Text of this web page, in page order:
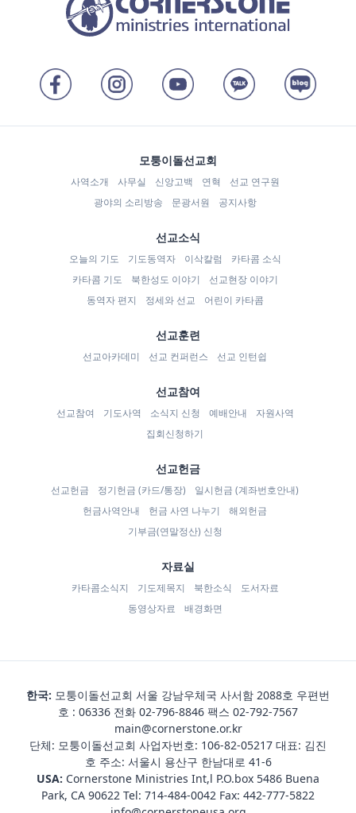
모퉁이돌선교회
사역소개 사무실 신앙고백 연혁
선교 연구원
광야의 소리방송
문광서원 공지사항
선교소식
오늘의 기도 기도동역자 이삭칼럼
카타콤 소식
카타콤 기도
북한성도 이야기
선교현장 이야기
동역자 편지
정세와 선교 어린이 카타콤
선교훈련
선교아카데미 선교 컨퍼런스 선교 인턴쉽
선교참여
선교참여 기도사역 소식지 신청 예배안내
자원사역
집회신청하기
선교헌금
선교헌금 정기헌금 (카드/통장)
일시헌금 (계좌번호안내)
헌금사역안내
헌금 사연 나누기
해외헌금
기부금(연말정산) 신청
자료실
카타콤소식지 기도제목지 북한소식
도서자료
동영상자료
배경화면
한국: 모퉁이돌선교회 서울 강남우체국 사서함 2088호 우편번
호 : 06336 전화 02-796-8846 팩스 02-792-7567
main@cornerstone.or.kr
단체: 모퉁이돌선교회 사업자번호: 106-82-05217 대표: 김진
호 주소: 서울시 용산구 한남대로 41-6
USA: Cornerstone Ministries Int,l P.O.box 5486 Buena
Park, CA 90622 Tel: 714-484-0042 Fax: 442-777-5822